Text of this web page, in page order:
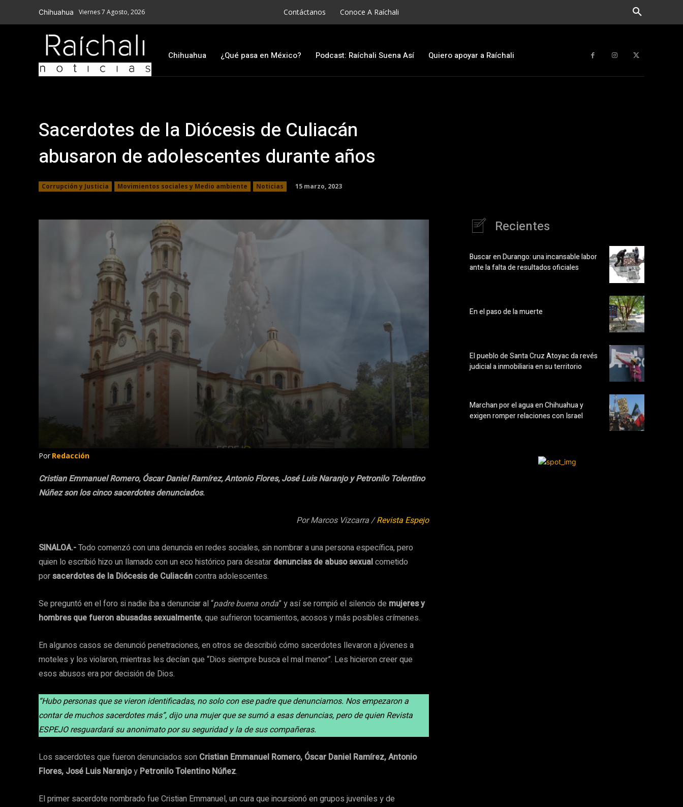
Chihuahua Viernes 7 Agosto, 2026 Contáctanos Conoce A Raíchali
Chihuahua ¿Qué pasa en México? Podcast: Raíchali Suena Así Quiero apoyar a Raíchali
Sacerdotes de la Diócesis de Culiacán
abusaron de adolescentes durante años
Corrupción y Justicia Movimientos sociales y Medio ambiente Noticias 15 marzo, 2023
Por Redacción
Cristian Emmanuel Romero, Óscar Daniel Ramírez, Antonio Flores, José Luis Naranjo y Petronilo Tolentino
Núñez son los cinco sacerdotes denunciados.
Por Marcos Vizcarra /Revista Espejo
SINALOA.-Todo comenzó con una denuncia en redes sociales, sin nombrar a una persona específica, pero
quien lo escribió hizo un llamado con un eco histórico para desatar denuncias de abuso sexualcometido
porsacerdotes de la Diócesis de Culiacáncontra adolescentes.
Se preguntó en el foro si nadie iba a denunciar al “padre buena onda” y así se rompió el silencio de mujeres y
hombres que fueron abusadas sexualmente, que sufrieron tocamientos, acosos y más posibles crímenes.
En algunos casos se denunció penetraciones, en otros se describió cómo sacerdotes llevaron a jóvenes a
moteles y los violaron, mientras les decían que “Dios siempre busca el mal menor”. Les hicieron creer que
esos abusos era por decisión de Dios.
“Hubo personas que se vieron identificadas, no solo con ese padre que denunciamos. Nos empezaron a
contar de muchos sacerdotes más”, dijo una mujer que se sumó a esas denuncias, pero de quien Revista
ESPEJO resguardará su anonimato por su seguridad y la de sus compañeras.
Los sacerdotes que fueron denunciados son Cristian Emmanuel Romero, Óscar Daniel Ramírez, Antonio
Flores, José Luis Naranjoy Petronilo Tolentino Núñez.
El primer sacerdote nombrado fue Cristian Emmanuel, un cura que incursionó en grupos juveniles y de
Recientes
Buscar en Durango: una incansable labor
ante la falta de resultados oficiales
En el paso de la muerte
El pueblo de Santa Cruz Atoyac da revés
judicial a inmobiliaria en su territorio
Marchan por el agua en Chihuahua y
exigen romper relaciones con Israel